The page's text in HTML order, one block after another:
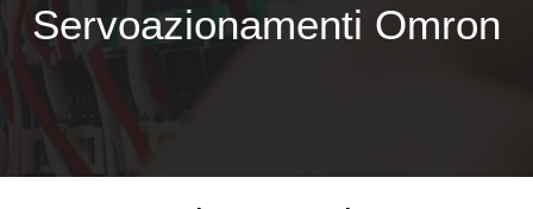
Servoazionamenti Omron